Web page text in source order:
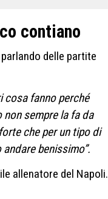
contiano
delle partite
cosa fanno perché
sempre la fa da
che per un tipo di
benissimo”.
allenatore del Napoli.